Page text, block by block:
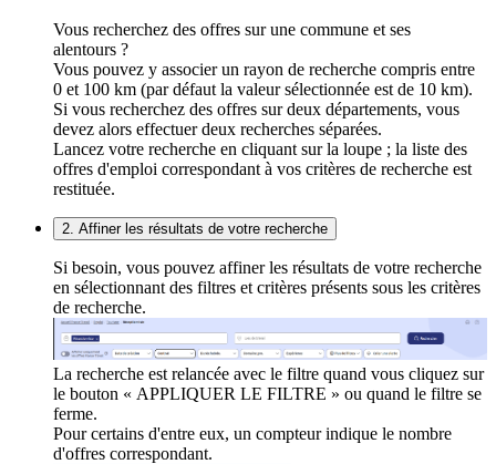
Vous recherchez des offres sur une commune et ses
alentours ?
Vous pouvez y associer un rayon de recherche compris entre
0 et 100 km (par défaut la valeur sélectionnée est de 10 km).
Si vous recherchez des offres sur deux départements, vous
devez alors effectuer deux recherches séparées.
Lancez votre recherche en cliquant sur la loupe ; la liste des
offres d'emploi correspondant à vos critères de recherche est
restituée.
2. Affiner les résultats de votre recherche
Si besoin, vous pouvez affiner les résultats de votre recherche
en sélectionnant des filtres et critères présents sous les critères
de recherche.
La recherche est relancée avec le filtre quand vous cliquez sur
le bouton « APPLIQUER LE FILTRE » ou quand le filtre se
ferme.
Pour certains d'entre eux, un compteur indique le nombre
d'offres correspondant.